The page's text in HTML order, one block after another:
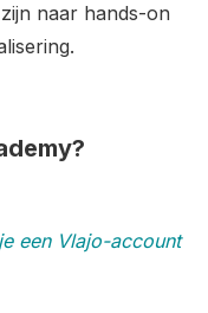
naar hands-on
een Vlajo-account